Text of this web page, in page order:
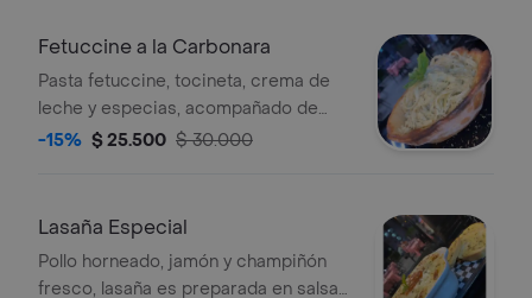
Fetuccine a la Carbonara
Pasta fetuccine, tocineta, crema de
leche y especias, acompañado de
pan de ajo.
-15% $ 25.500 $ 30.000
Lasaña Especial
Pollo horneado, jamón y champiñón
fresco, lasaña es preparada en salsa